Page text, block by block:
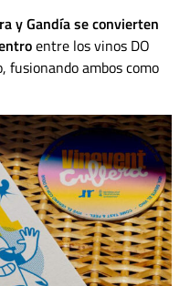
y Gandía se convierten
entre los vinos DO
fusionando ambos como